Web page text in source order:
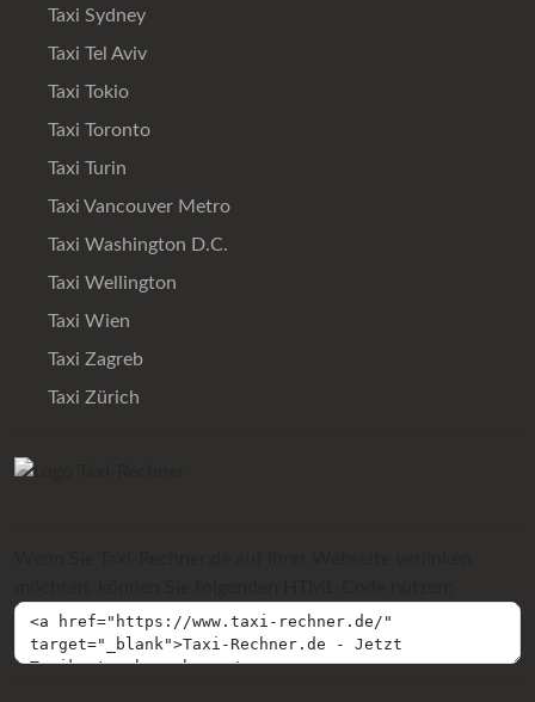
Taxi Sydney
Taxi Tel Aviv
Taxi Tokio
Taxi Toronto
Taxi Turin
Taxi Vancouver Metro
Taxi Washington D.C.
Taxi Wellington
Taxi Wien
Taxi Zagreb
Taxi Zürich